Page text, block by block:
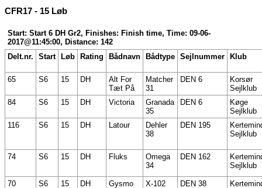
CFR17 - 15 Løb
Start: Start 6 DH Gr2, Finishes: Finish time, Time: 09-06-
2017@11:45:00, Distance: 142
Delt.nr.
Start Løb Rating Bådnavn Bådtype Sejlnummer Klub
65 S6 15 DH
Alt For
Tæt På
Matcher
31
DEN 6
Korsør
Sejlklub
84
S6 15 DH Victoria
Granada
35
DEN 6
Køge
Sejlklub
116
S6 15 DH Latour
Dehler
38
DEN 195
Sejlklub
74 S6 15 DH Fluks
Omega
34
DEN 162
Sejlklub
70 S6 15 DH Gysmo X-102 DEN 38